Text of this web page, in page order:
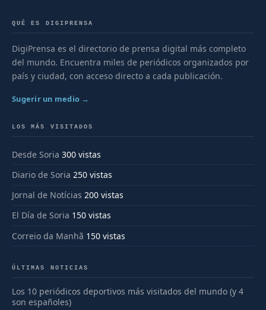
QUÉ ES DIGIPRENSA
DigiPrensa es el directorio de prensa digital más completo
del mundo. Encuentra miles de periódicos organizados por
país y ciudad, con acceso directo a cada publicación.
Sugerir un medio →
LOS MÁS VISITADOS
Desde Soria 300 vistas
Diario de Soria 250 vistas
Jornal de Notícias 200 vistas
El Día de Soria 150 vistas
Correio da Manhã 150 vistas
ÚLTIMAS NOTICIAS
Los 10 periódicos deportivos más visitados del mundo (y 4
son españoles)